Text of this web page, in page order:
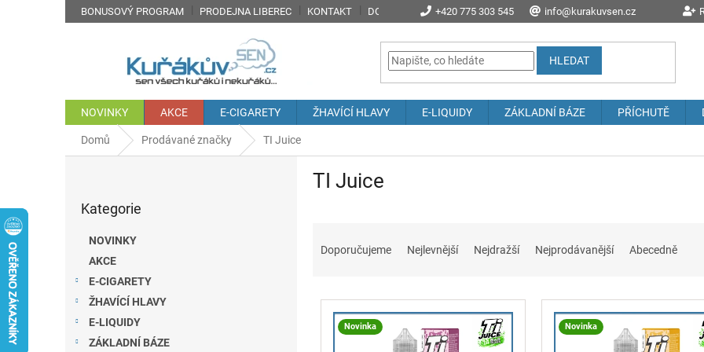
+420 775 303 545 info@kurakuvsen.cz
BONUSOVÝ PROGRAM PRODEJNA LIBEREC KONTAKT DOPRAVA A POŠTOVNÉ PROČ NAKOUPIT U NÁS? JAK NAKUPOVAT
HLEDAT
NOVINKY AKCE E-CIGARETY ŽHAVÍCÍ HLAVY E-LIQUIDY ZÁKLADNÍ BÁZE PŘÍCHUTĚ
Domů Prodávané značky TI Juice
kategorie
Kategorie
NOVINKY
AKCE
E-CIGARETY
ŽHAVÍCÍ HLAVY
E-LIQUIDY
ZÁKLADNÍ BÁZE
TI Juice
Doporučujeme Nejlevnější Nejdražší Nejprodávanější Abecedně
V
Novinka Novinka